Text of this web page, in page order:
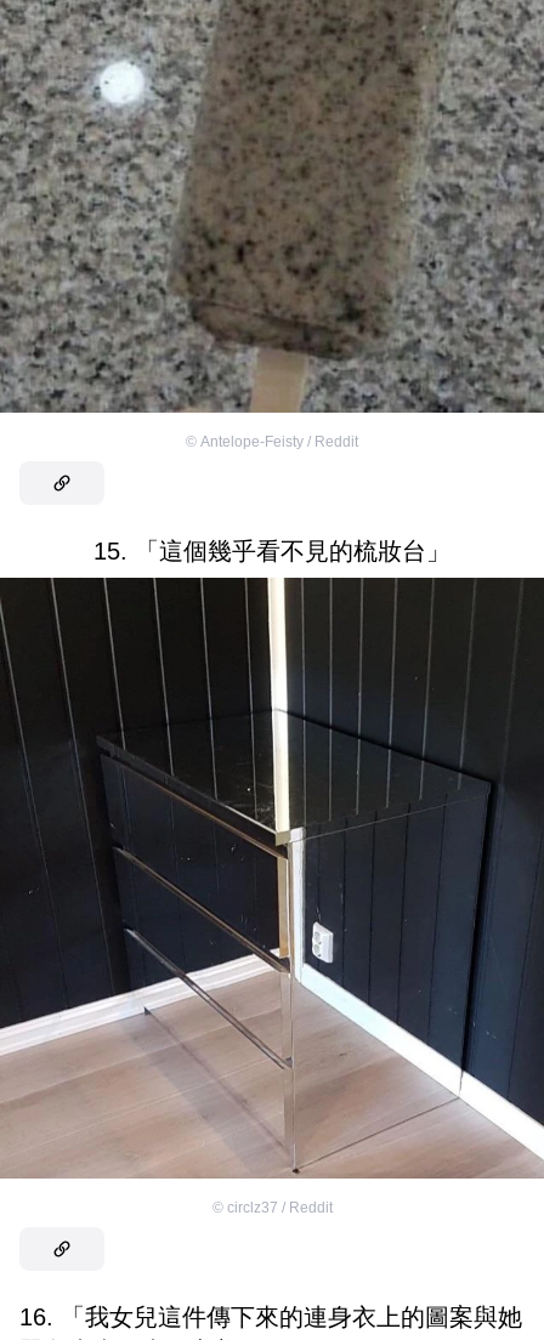
© Antelope-Feisty / Reddit
15. 「這個幾乎看不見的梳妝台」
© circlz37 / Reddit
16. 「我女兒這件傳下來的連身衣上的圖案與她